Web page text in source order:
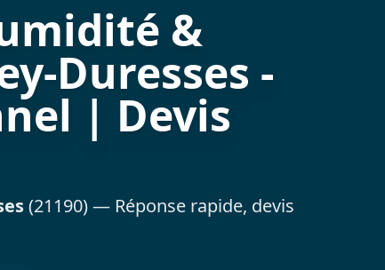
&
Duresses -
| Devis
(21190) — Réponse rapide, devis